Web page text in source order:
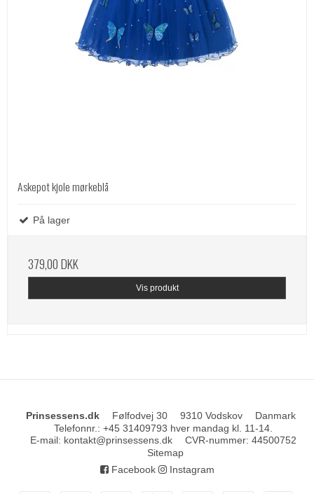
Askepot kjole mørkeblå
På lager
379,00 DKK
Vis produkt
Prinsessens.dk Følfodvej 30 9310 Vodskov
Danmark
Telefonnr. : +45 31409793 hver mandag kl. 11-14.
E-mail: kontakt@prinsessens.dk CVR-nummer: 44500752
Sitemap
Facebook
Instagram